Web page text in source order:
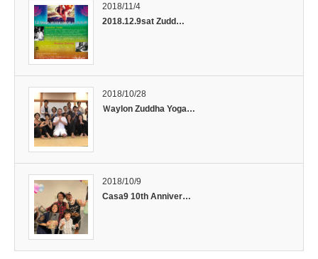
2018/11/4
2018.12.9sat Zudd…
2018/10/28
Ｗaylon Zuddha Yoga…
2018/10/9
Casa9 10th Anniver…